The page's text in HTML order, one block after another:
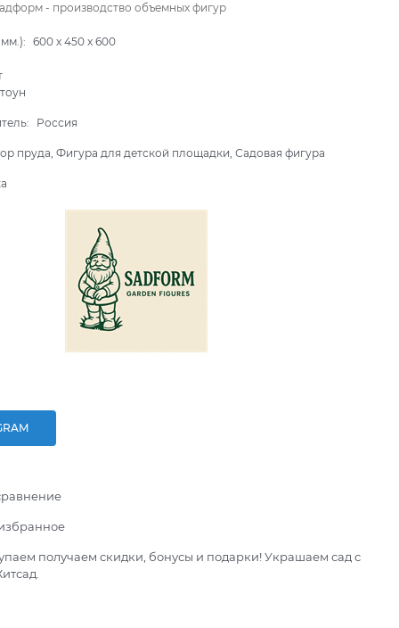
- производство объемных фигур
600 x450 x600
Россия
пруда, Фигура для детской площадки, Садовая фигура
получаем скидки, бонусы и подарки! Украшаем сад с